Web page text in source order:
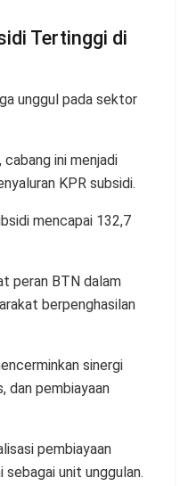
Tertinggi di
unggul pada sektor
cabang ini menjadi
KPR subsidi.
mencapai 132,7
peran BTN dalam
berpenghasilan
sinergi
dan pembiayaan
pembiayaan
unit unggulan.